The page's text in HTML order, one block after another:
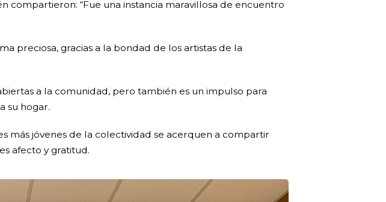
compartieron: “Fue una instancia maravillosa de encuentro
preciosa, gracias a la bondad de los artistas de la
a la comunidad, pero también es un impulso para
su hogar.
más jóvenes de la colectividad se acerquen a compartir
afecto y gratitud.